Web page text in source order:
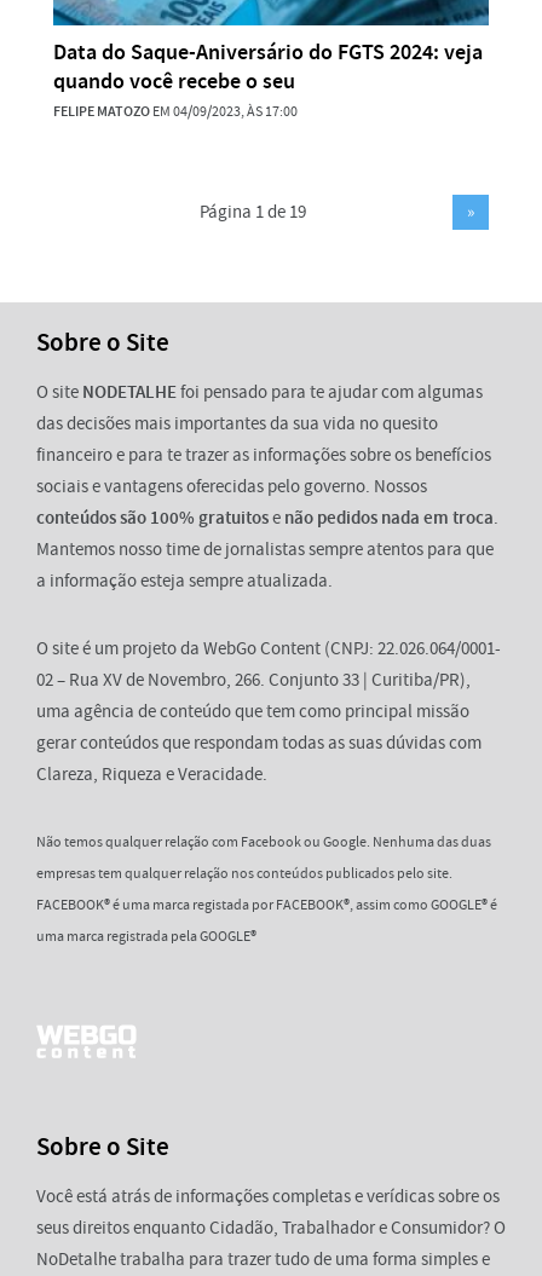
Data do Saque-Aniversário do FGTS 2024: veja
quando você recebe o seu
FELIPE MATOZOEM 04/09/2023, ÀS 17:00
Página 1 de 19 »
Sobre o Site
O site NODETALHEfoi pensado para te ajudar com algumas
das decisões mais importantes da sua vida no quesito
financeiro e para te trazer as informações sobre os benefícios
sociais e vantagens oferecidas pelo governo. Nossos
conteúdos são 100% gratuitose não pedidos nada em troca.
Mantemos nosso time de jornalistas sempre atentos para que
a informação esteja sempre atualizada.
O site é um projeto da WebGo Content (CNPJ: 22.026.064/0001-
02 – Rua XV de Novembro, 266. Conjunto 33 | Curitiba/PR),
uma agência de conteúdo que tem como principal missão
gerar conteúdos que respondam todas as suas dúvidas com
Clareza, Riqueza e Veracidade.
Não temos qualquer relação com Facebook ou Google. Nenhuma das duas
empresas tem qualquer relação nos conteúdos publicados pelo site.
FACEBOOK® é uma marca registada por FACEBOOK®, assim como GOOGLE® é
uma marca registrada pela GOOGLE®
Sobre o Site
Você está atrás de informações completas e verídicas sobre os
seus direitos enquanto Cidadão, Trabalhador e Consumidor? O
NoDetalhe trabalha para trazer tudo de uma forma simples e